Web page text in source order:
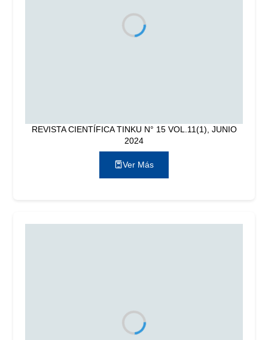
REVISTA CIENTÍFICA TINKU N° 15 VOL.11(1), JUNIO
2024
Ver Más